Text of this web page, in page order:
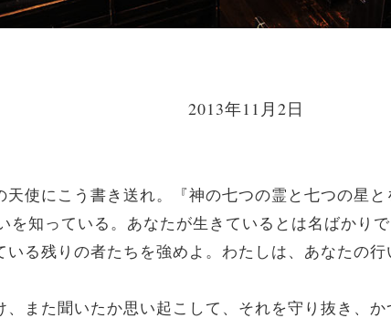
2013年11月2日
使にこう書き送れ。『神の七つの霊と七つの星
を知っている。あなたが生きているとは名ばかりで
る残りの者たちを強めよ。わたしは、あなたの
また聞いたか思い起こして、それを守り抜き、